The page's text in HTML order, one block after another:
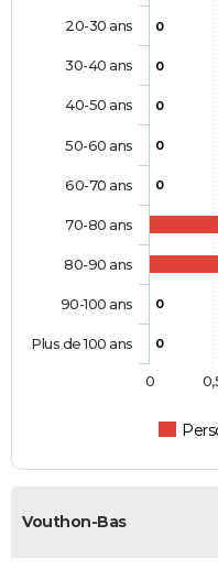
0
0
0
0
0
0
0
20-30 ans
30-40 ans
40-50 ans
50-60 ans
60-70 ans
70-80 ans
80-90 ans
90-100 ans
Plus de 100 ans
0
Vouthon-Bas